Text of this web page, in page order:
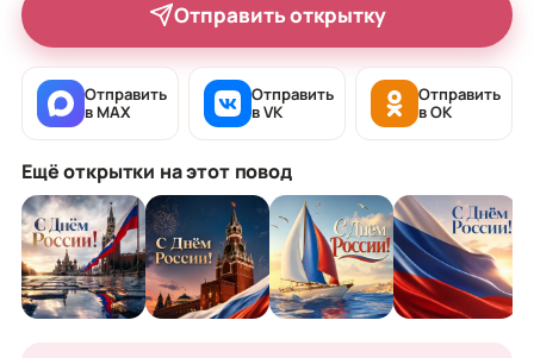
Отправить открытку
Отправить
в MAX
Отправить
в VK
Отправить
в OK
Ещё открытки на этот повод